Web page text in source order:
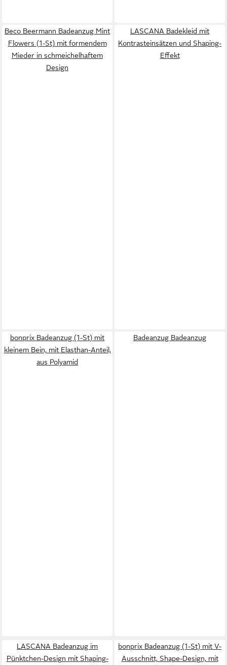
Beco Beermann Badeanzug Mint
Flowers (1-St) mit formendem
Mieder in schmeichelhaftem
Design
LASCANA Badekleid mit
Kontrasteinsätzen und Shaping-
Effekt
bonprix Badeanzug (1-St) mit
kleinem Bein, mit Elasthan-Anteil,
aus Polyamid
Badeanzug Badeanzug
LASCANA Badeanzug im
Pünktchen-Design mit Shaping-
bonprix Badeanzug (1-St) mit V-
Ausschnitt, Shape-Design, mit